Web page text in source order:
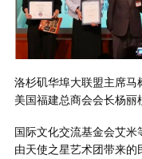
洛杉矶华埠大联盟主席马
美国福建总商会会长杨
国际文化交流基金会艾米
由天使之星艺术团带来